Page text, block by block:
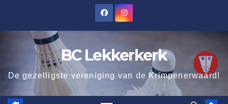
BC Lekkerkerk
De gezelligste vereniging van de Krimpenerwaard!